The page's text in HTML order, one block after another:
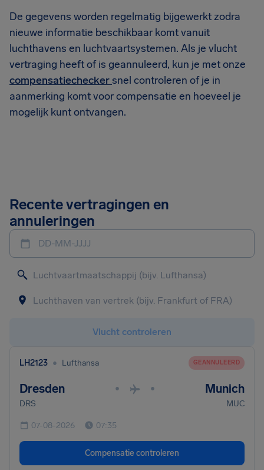
De gegevens worden regelmatig bijgewerkt zodra
nieuwe informatie beschikbaar komt vanuit
luchthavens en luchtvaartsystemen. Als je vlucht
vertraging heeft of is geannuleerd, kun je met onze
compensatiecheckersnel controleren of je in
aanmerking komt voor compensatie en hoeveel je
mogelijk kunt ontvangen.
Recente vertragingen en
annuleringen
DD-MM-JJJJ
Vlucht controleren
LH2123 • Lufthansa GEANNULEERD
Dresden • • Munich
DRS MUC
07-08-2026 07:35
Compensatie controleren